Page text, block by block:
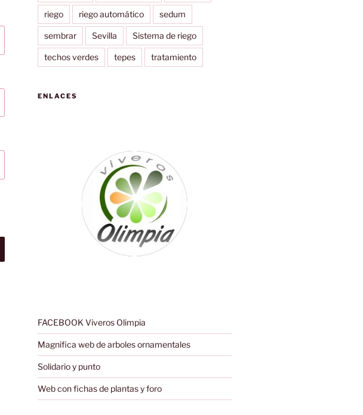
riego riego automático sedum
sembrar Sevilla Sistema de riego
techos verdes tepes tratamiento
ENLACES
FACEBOOK Viveros Olimpia
Magnifica web de arboles ornamentales
Solidario y punto
Web con fichas de plantas y foro